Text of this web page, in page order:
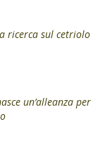
ricerca sul cetriolo
un’alleanza per